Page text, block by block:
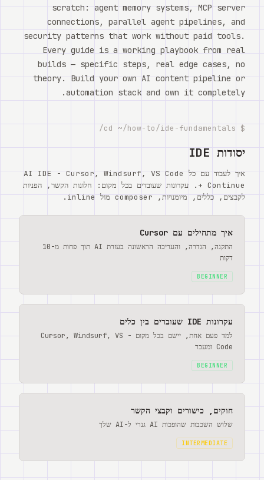
scratch: agent memory systems, MCP server
connections, parallel agent pipelines, and
security patterns that work without paid tools.
Every guide is a working playbook from real
builds — specific steps, real edge cases, no
theory. Build your own AI content pipeline or
automation stack and own it completely.
$ cd ~/how-to/ide-fundamentals/
יסודות IDE
איך לעבוד עם כל AI IDE - Cursor, Windsurf, VS Code
+ Continue. עקרונות שעובדים בכל מקום: חלונות הקשר, הפניות
לקבצים, כללים, מיומנויות, composer מול inline.
איך מתחילים עם Cursor
התקנה, הגדרה, והעריכה הראשונה בעזרת AI תוך פחות מ-10
דקות
BEGINNER
עקרונות IDE שעוברים בין כלים
למד פעם אחת, יישם בכל מקום - Cursor, Windsurf, VS
Code ומעבר
BEGINNER
חוקים, כישורים וקבצי הקשר
שלוש השכבות שהופכות AI גנרי ל-AI שלך
INTERMEDIATE